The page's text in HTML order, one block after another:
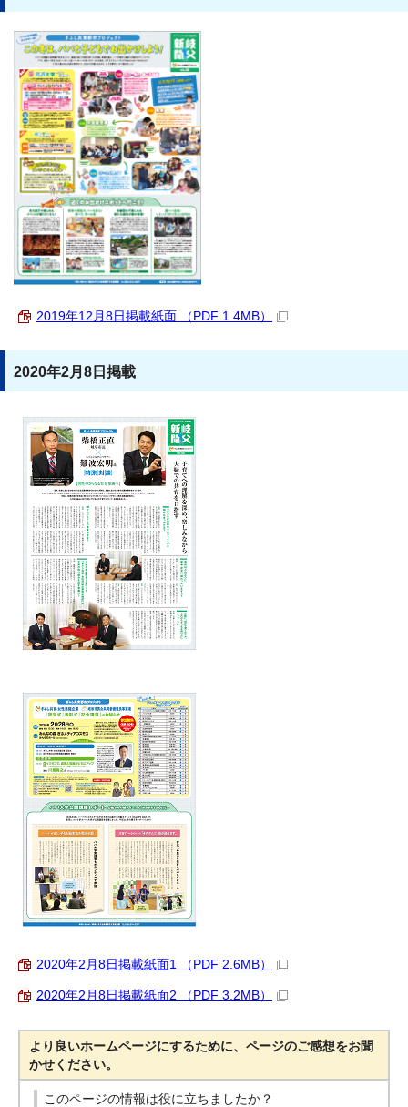
2019年12月8日掲載紙面 （PDF 1.4MB）
2020年2月8日掲載
2020年2月8日掲載紙面1 （PDF 2.6MB）
2020年2月8日掲載紙面2 （PDF 3.2MB）
より良いホームページにするために、ページのご感想をお聞
かせください。
このページの情報は役に立ちましたか？